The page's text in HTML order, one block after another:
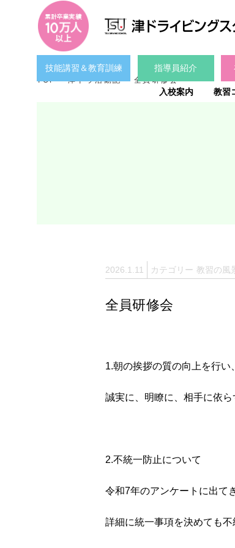
技能講習＆教育訓練 指導員紹介
入校案内 教習
TOP 津ドラ活動記 全員研修会
2026.1.11 カテゴリー 教習の風
全員研修会
1.朝の挨拶の質の向上を行い
誠実に、明瞭に、相手に依
2.不統一防止について
令和7年のアンケートに出て
詳細に統一事項を決めても不